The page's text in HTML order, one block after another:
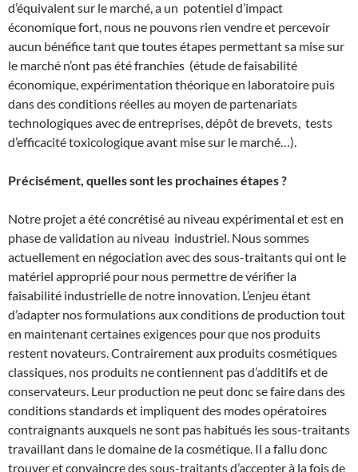
d’équivalent sur le marché, a un potentiel d’impact
économique fort, nous ne pouvons rien vendre et percevoir
aucun bénéfice tant que toutes étapes permettant sa mise sur
le marché n’ont pas été franchies (étude de faisabilité
économique, expérimentation théorique en laboratoire puis
dans des conditions réelles au moyen de partenariats
technologiques avec de entreprises, dépôt de brevets, tests
d’efficacité toxicologique avant mise sur le marché…).
Précisément, quelles sont les prochaines étapes ?
Notre projet a été concrétisé au niveau expérimental et est en
phase de validation au niveau industriel. Nous sommes
actuellement en négociation avec des sous-traitants qui ont le
matériel approprié pour nous permettre de vérifier la
faisabilité industrielle de notre innovation. L’enjeu étant
d’adapter nos formulations aux conditions de production tout
en maintenant certaines exigences pour que nos produits
restent novateurs. Contrairement aux produits cosmétiques
classiques, nos produits ne contiennent pas d’additifs et de
conservateurs. Leur production ne peut donc se faire dans des
conditions standards et impliquent des modes opératoires
contraignants auxquels ne sont pas habitués les sous-traitants
travaillant dans le domaine de la cosmétique. Il a fallu donc
trouver et convaincre des sous-traitants d’accepter à la fois de